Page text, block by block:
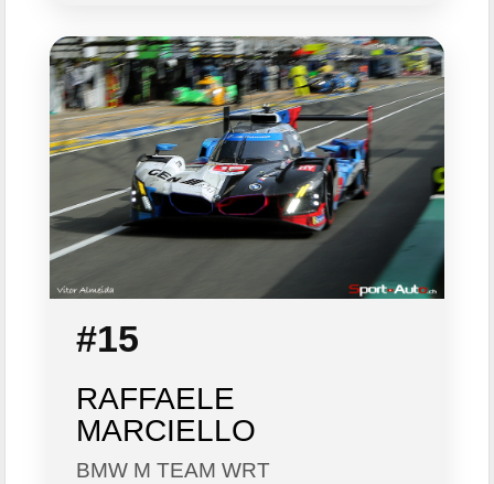
#15
RAFFAELE
MARCIELLO
BMW M TEAM WRT